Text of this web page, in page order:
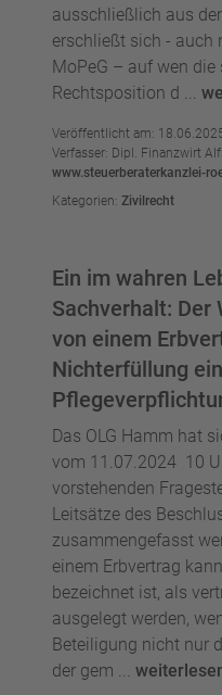
ausschließlich aus
erschließt sich - auch
MoPeG – auf wen
Rechtsposition d ...
Veröffentlicht am:
Verfasser: Dipl. Finanzwirt
www.steuerberaterkanzlei-
Kategorien: Zivilrecht
Ein im wahren
Sachverhalt: Der
von einem
Nichterfüllung
Das OLG Hamm hat
vom 11.07.2024 10
vorstehenden
Leitsätze des
zusammengefasst
einem Erbvertrag
bezeichnet ist, als
ausgelegt werden,
Beteiligung nicht nur
der gem ...